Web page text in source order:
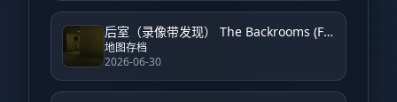
后室（录像带发现） The Backrooms (Found Footage)
地图存档
2026-06-30